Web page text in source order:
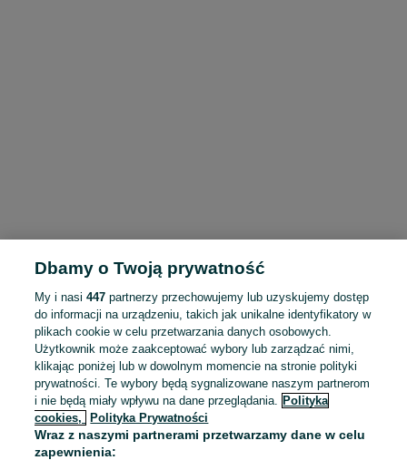
To ogłoszenie nie jest już dostępne
Dbamy o Twoją prywatność
My i nasi447 partnerzy przechowujemy lub uzyskujemy dostęp
do informacji na urządzeniu, takich jak unikalne identyfikatory w
plikach cookie w celu przetwarzania danych osobowych.
Użytkownik może zaakceptować wybory lub zarządzać nimi,
klikając poniżej lub w dowolnym momencie na stronie polityki
prywatności. Te wybory będą sygnalizowane naszym partnerom
i nie będą miały wpływu na dane przeglądania. Polityka
cookies,
Polityka Prywatności
Wraz z naszymi partnerami przetwarzamy dane w celu
zapewnienia: